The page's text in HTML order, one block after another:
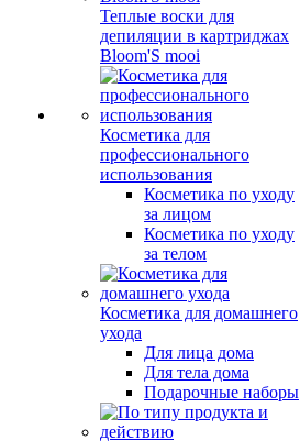
Теплые воски для
депиляции в картриджах
Bloom'S mooi
Косметика для
профессионального
использования
Косметика по уходу
за лицом
Косметика по уходу
за телом
Косметика для домашнего
ухода
Для лица дома
Для тела дома
Подарочные наборы